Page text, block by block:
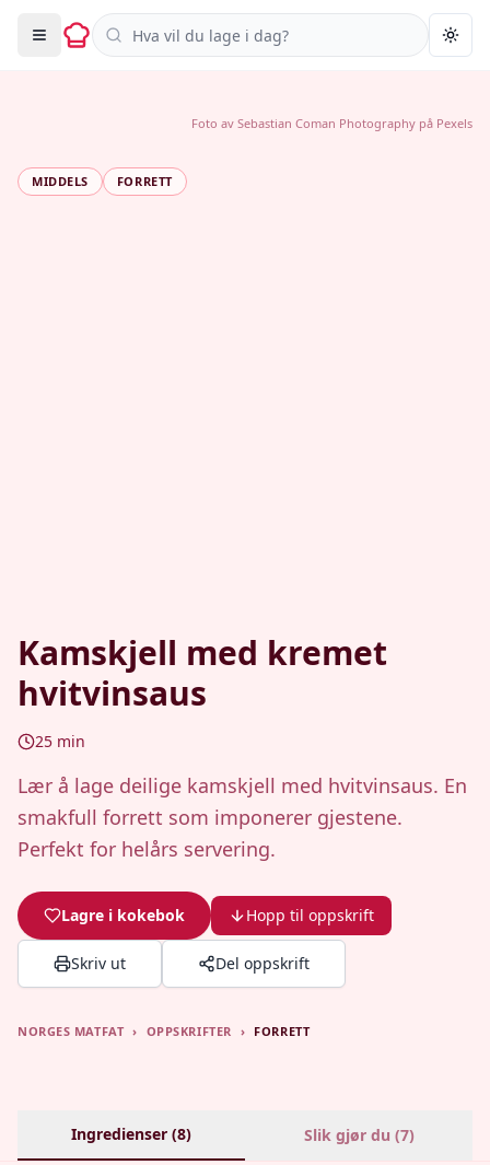
Søk i oppskrifter
MIDDELS FORRETT
Kamskjell med kremet
hvitvinsaus
25 min
Lær å lage deilige kamskjell med hvitvinsaus. En
smakfull forrett som imponerer gjestene.
Perfekt for helårs servering.
Lagre i kokebok Hopp til oppskrift
Skriv ut Del oppskrift
Foto av Sebastian Coman Photography på Pexels
NORGES MATFAT › OPPSKRIFTER › FORRETT
Ingredienser (8) Slik gjør du (7)